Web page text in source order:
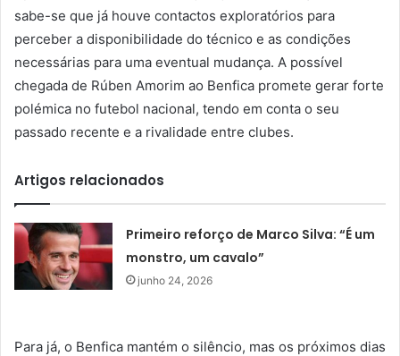
sabe-se que já houve contactos exploratórios para
perceber a disponibilidade do técnico e as condições
necessárias para uma eventual mudança. A possível
chegada de Rúben Amorim ao Benfica promete gerar forte
polémica no futebol nacional, tendo em conta o seu
passado recente e a rivalidade entre clubes.
Artigos relacionados
Primeiro reforço de Marco Silva: “É um
monstro, um cavalo”
junho 24, 2026
Para já, o Benfica mantém o silêncio, mas os próximos dias